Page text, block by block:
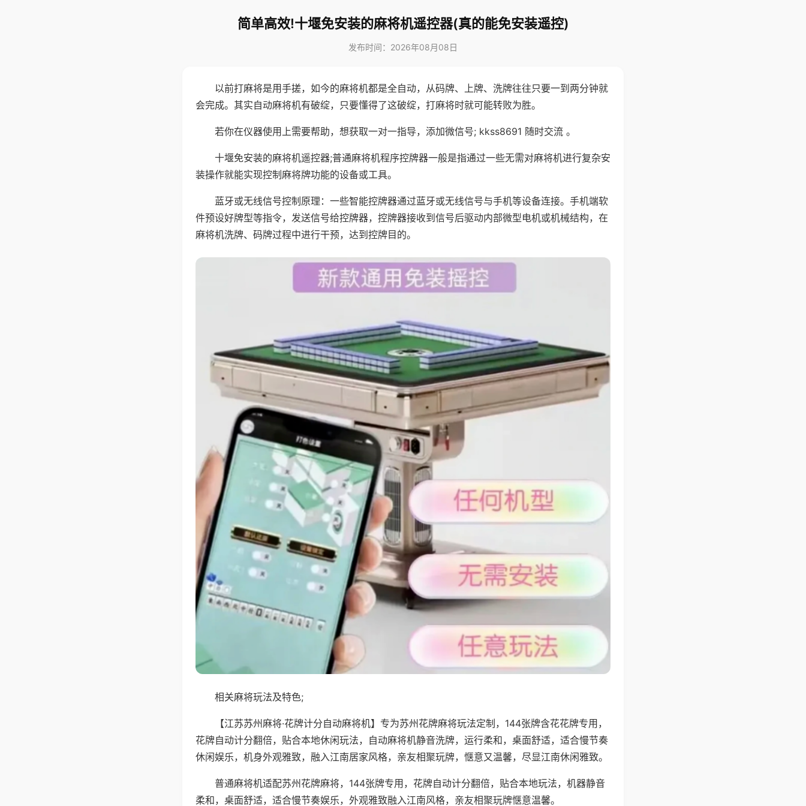
简单高效!十堰免安装的麻将机遥控器(真的能免安装遥控)
发布时间：2026年08月08日
以前打麻将是用手搓，如今的麻将机都是全自动，从码牌、上牌、洗牌往往只要一到两分钟就
会完成。其实自动麻将机有破绽，只要懂得了这破绽，打麻将时就可能转败为胜。
若你在仪器使用上需要帮助，想获取一对一指导，添加微信号; kkss8691 随时交流 。
十堰免安装的麻将机遥控器;普通麻将机程序控牌器一般是指通过一些无需对麻将机进行复杂安
装操作就能实现控制麻将牌功能的设备或工具。
蓝牙或无线信号控制原理：一些智能控牌器通过蓝牙或无线信号与手机等设备连接。手机端软
件预设好牌型等指令，发送信号给控牌器，控牌器接收到信号后驱动内部微型电机或机械结构，在
麻将机洗牌、码牌过程中进行干预，达到控牌目的。
相关麻将玩法及特色;
【江苏苏州麻将·花牌计分自动麻将机】专为苏州花牌麻将玩法定制，144张牌含花花牌专用，
花牌自动计分翻倍，贴合本地休闲玩法，自动麻将机静音洗牌，运行柔和，桌面舒适，适合慢节奏
休闲娱乐，机身外观雅致，融入江南居家风格，亲友相聚玩牌，惬意又温馨，尽显江南休闲雅致。
普通麻将机适配苏州花牌麻将，144张牌专用，花牌自动计分翻倍，贴合本地玩法，机器静音
柔和，桌面舒适，适合慢节奏娱乐，外观雅致融入江南风格，亲友相聚玩牌惬意温馨。